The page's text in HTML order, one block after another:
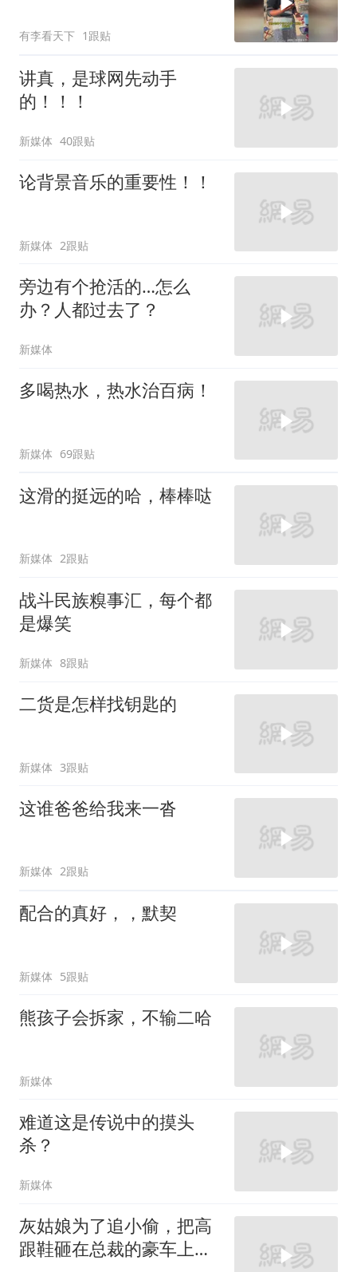
有李看天下 1跟贴
讲真，是球网先动手
的！！！
新媒体 40跟贴
论背景音乐的重要性！！
新媒体 2跟贴
旁边有个抢活的…怎么
办？人都过去了？
新媒体
多喝热水，热水治百病！
新媒体 69跟贴
这滑的挺远的哈，棒棒哒
新媒体 2跟贴
战斗民族糗事汇，每个都
是爆笑
新媒体 8跟贴
二货是怎样找钥匙的
新媒体 3跟贴
这谁爸爸给我来一沓
新媒体 2跟贴
配合的真好，，默契
新媒体 5跟贴
熊孩子会拆家，不输二哈
新媒体
难道这是传说中的摸头
杀？
新媒体
灰姑娘为了追小偷，把高
跟鞋砸在总裁的豪车上，